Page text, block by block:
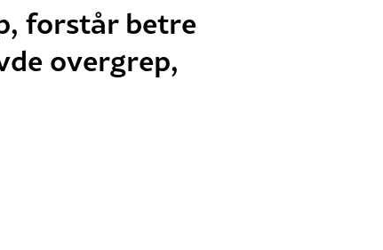
forstår betre
overgrep,